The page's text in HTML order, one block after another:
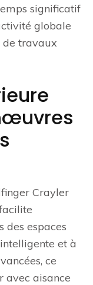
significatif
globale
de travaux
Crayler
espaces
et à
ce
avec aisance